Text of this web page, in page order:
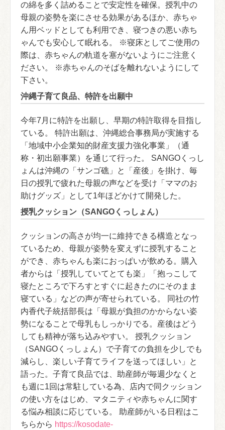
の綿を多く詰めることで安定性を確保。授乳中の
母親の姿勢を楽にさせる効果があるほか、赤ちゃ
ん用ベッドとしても利用でき、寝つきの悪い赤ち
ゃんでも安心して眠れる。 ※寝床としてご使用の
際は、赤ちゃんの軌道を塞がないようにご注意く
ださい。 ※赤ちゃんのそばを離れないようにして
下さい。
沖縄子育て良品、特許を出願中
今年7月に特許を出願し、早期の特許取得を目指し
ている。 特許出願は、沖縄総合事務局が実施する
「地域中小企業知的財産支援力強化事業」（通
称・初出願事業）を通じて行った。 SANGOくっし
ょんは沖縄の「サンゴ礁」と「産後」を掛け、毎
日の授乳で疲れた母親の声などを受け「ママのお
助けグッズ」として1年ほどかけて開発した。
授乳クッション（SANGOくっしょん）
クッションの高さが均一に維持できる構造となっ
ているため、母親が姿勢を変えずに授乳すること
ができ、赤ちゃんも楽におっぱいが飲める。購入
者からは「授乳していてとても楽」「抱っこして
寝たところで下ろすとすぐに起きたのにそのまま
寝ている」などの声が寄せられている。 同社の竹
内香代子統括部長は「母親が負担のかからない姿
勢になることで母乳もしっかりでる。産後はどう
しても精神が落ち込みやすい。 授乳クッション
（SANGOくっしょん）で子育ての負担を少しでも
減らし、楽しい子育てライフを送ってほしい」と
語った。子育て良品では、助産師が毎週少なくと
も週に1回は常駐している為、店内で同クッション
の使い方をはじめ、マタニティや赤ちゃんに関す
る悩み相談に応じている。 助産師がいる日程はこ
ちらから https://kosodate-